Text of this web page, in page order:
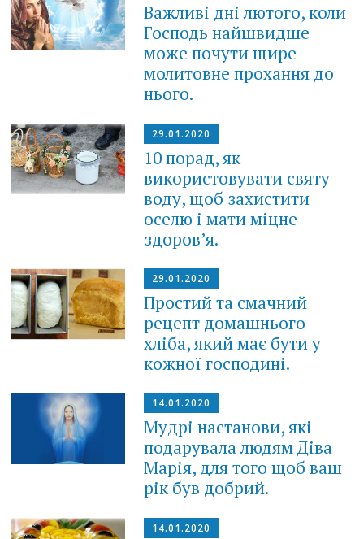
Важливі дні лютого, коли
Господь найшвидше
може почути щире
молитовне прохання до
нього.
29.01.2020
10 порад, як
використовувати святу
воду, щоб захистити
оселю і мати міцне
здоров’я.
29.01.2020
Простий та смачний
рецепт домашнього
хліба, який має бути у
кожної господині.
14.01.2020
Мудрі настанови, які
подарувала людям Діва
Марія, для того щоб ваш
рік був добрий.
14.01.2020